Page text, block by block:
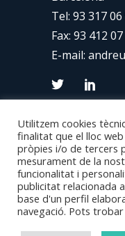
Tel: 93 317 06
Fax: 93 412
E-mail:
Copyright
Web:
Utilitzem cookies
finalitat que el lloc
pròpies i/o de tercers
mesurament de la
funcionalitat i
publicitat relacionada
base d'un perfil
navegació. Pots